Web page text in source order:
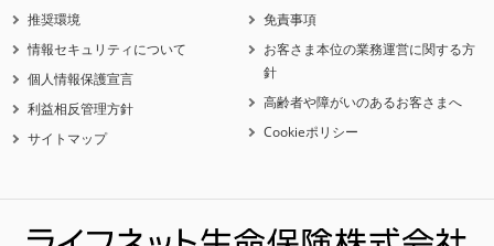
推奨環境
情報セキュリティについて
個人情報保護宣言
利益相反管理方針
サイトマップ
免責事項
お客さま本位の業務運営に関する方
針
高齢者や障がいのあるお客さまへ
Cookieポリシー